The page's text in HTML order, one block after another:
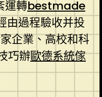
運轉bestmade
由過程驗收并投
企業、高校和科
巧辦歐德系統傢